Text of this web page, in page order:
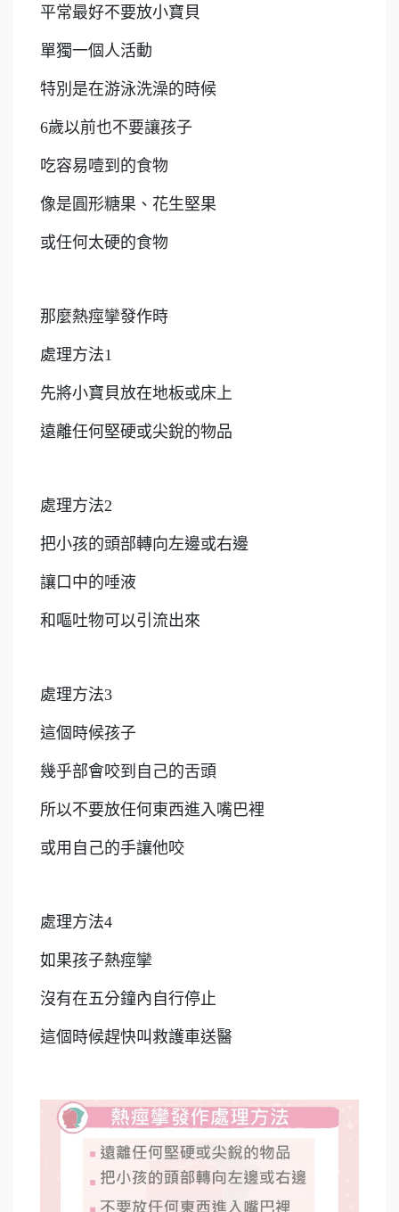
平常最好不要放小寶貝
單獨一個人活動
特別是在游泳洗澡的時候
6歲以前也不要讓孩子
吃容易噎到的食物
像是圓形糖果、花生堅果
或任何太硬的食物
那麼熱痙攣發作時
處理方法1
先將小寶貝放在地板或床上
遠離任何堅硬或尖銳的物品
處理方法2
把小孩的頭部轉向左邊或右邊
讓口中的唾液
和嘔吐物可以引流出來
處理方法3
這個時候孩子
幾乎部會咬到自己的舌頭
所以不要放任何東西進入嘴巴裡
或用自己的手讓他咬
處理方法4
如果孩子熱痙攣
沒有在五分鐘內自行停止
這個時候趕快叫救護車送醫